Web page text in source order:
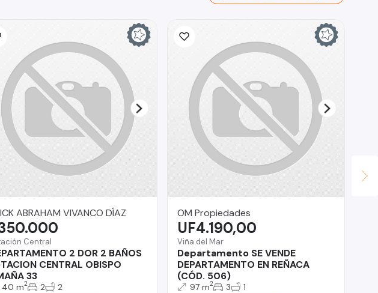
ABRAHAM VIVANCO DÍAZ
Central
2 DOR 2 BAÑOS
CENTRAL OBISPO
33
40 m2 2 2
OM Propiedades
Viña del Mar
Departamento SE VENDE
DEPARTAMENTO EN REÑACA
(CÓD. 506)
UF4.190,00
97 m2 3 1